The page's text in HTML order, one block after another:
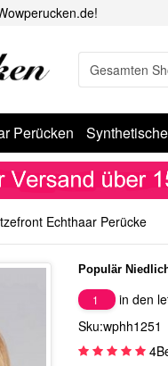
Perücken
Echthaar Perücke
Populär
1
in den
Sku:wphh1251
4